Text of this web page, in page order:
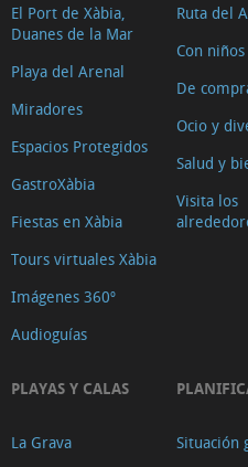
El Port de Xàbia,
Duanes de la Mar
Playa del Arenal
Miradores
Espacios Protegidos
GastroXàbia
Fiestas en Xàbia
Tours virtuales Xàbia
Imágenes 360º
Audioguías
Ruta del
Con niños
De
Ocio y
Salud y
Visita los
PLAYAS Y CALAS
La Grava
Situación